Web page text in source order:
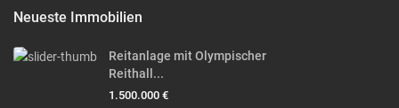
Neueste Immobilien
Reitanlage mit Olympischer
Reithall...
1.500.000 €